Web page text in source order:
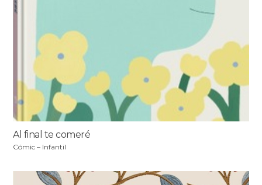
Al final te comeré
Cómic – Infantil